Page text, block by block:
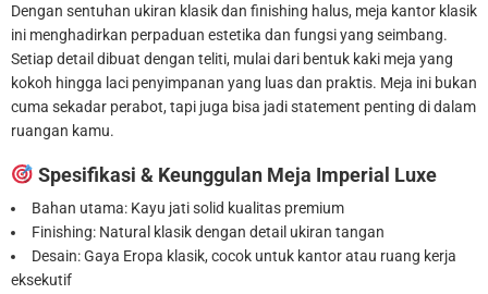
Dengan sentuhan ukiran klasik dan finishing halus, meja kantor klasik
ini menghadirkan perpaduan estetika dan fungsi yang seimbang.
Setiap detail dibuat dengan teliti, mulai dari bentuk kaki meja yang
kokoh hingga laci penyimpanan yang luas dan praktis. Meja ini bukan
cuma sekadar perabot, tapi juga bisa jadi statement penting di dalam
ruangan kamu.
Spesifikasi & Keunggulan Meja Imperial Luxe
Bahan utama: Kayu jati solid kualitas premium
Finishing: Natural klasik dengan detail ukiran tangan
Desain: Gaya Eropa klasik, cocok untuk kantor atau ruang kerja
eksekutif